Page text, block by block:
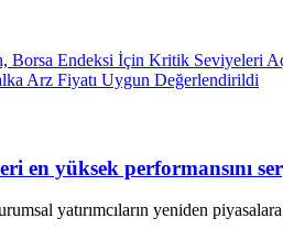
Borsa Endeksi İçin Kritik Seviyeleri
Arz Fiyatı Uygun Değerlendirildi
en yüksek performansını
yatırımcıların yeniden